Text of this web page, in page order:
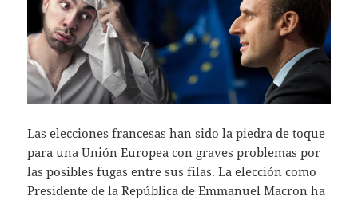
Las elecciones francesas han sido la piedra de toque
para una Unión Europea con graves problemas por
las posibles fugas entre sus filas. La elección como
Presidente de la República de Emmanuel Macron ha